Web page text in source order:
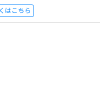
はこちら